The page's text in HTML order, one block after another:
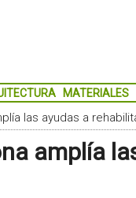
MATERIALES
las ayudas a
amplía